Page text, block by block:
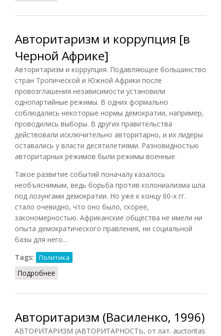
Авторитаризм и коррупция [в
Черной Африке]
Авторитаризм и коррупция. Подавляющее большинство
стран Тропической и Южной Африки после
провозглашения независимости установили
однопартийные режимы. В одних формально
соблюдались некоторые нормы демократии, например,
проводились выборы. В других правительства
действовали исключительно авторитарно, и их лидеры
оставались у власти десятилетиями. Разновидностью
авторитарных режимов были режимы военные.
Такое развитие событий поначалу казалось
необъяснимым, ведь борьба против колониализма шла
под лозунгами демократии. Но уже к концу 60-х гг.
стало очевидно, что оно было, скорее,
закономерностью. Африканские общества не имели ни
опыта демократического правления, ни социальной
базы для него...
Tags:
Политика
Подробнее
Авторитаризм (Василенко, 1996)
АВТОРИТАРИЗМ (АВТОРИТАРНОСТЬ, от лат. auctoritas